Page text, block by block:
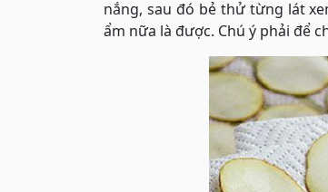
nắng, sau đó bẻ thử từng lát
ẩm nữa là được. Chú ý phải để